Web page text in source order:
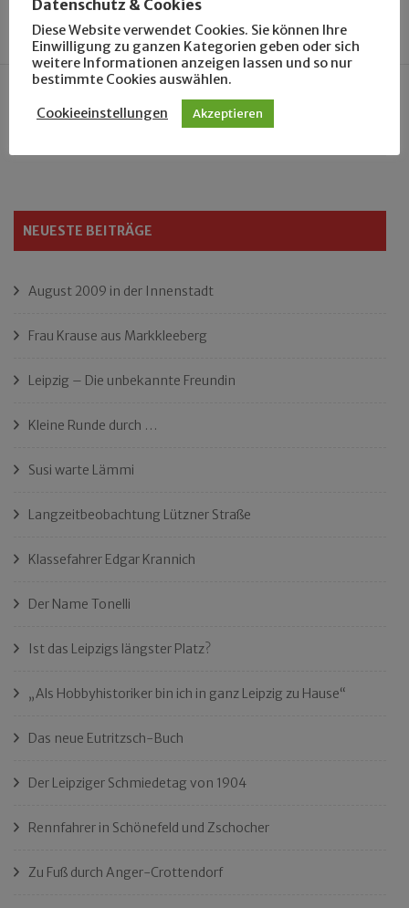
nach:
NEUESTE BEITRÄGE
August 2009 in der Innenstadt
Frau Krause aus Markkleeberg
Leipzig – Die unbekannte Freundin
Kleine Runde durch …
Susi warte Lämmi
Langzeitbeobachtung Lützner Straße
Klassefahrer Edgar Krannich
Der Name Tonelli
Ist das Leipzigs längster Platz?
„Als Hobbyhistoriker bin ich in ganz Leipzig zu Hause“
Das neue Eutritzsch-Buch
Der Leipziger Schmiedetag von 1904
Rennfahrer in Schönefeld und Zschocher
Zu Fuß durch Anger-Crottendorf
Datenschutz & Cookies
Diese Website verwendet Cookies. Sie können Ihre
Einwilligung zu ganzen Kategorien geben oder sich
weitere Informationen anzeigen lassen und so nur
bestimmte Cookies auswählen.
Cookieeinstellungen Akzeptieren